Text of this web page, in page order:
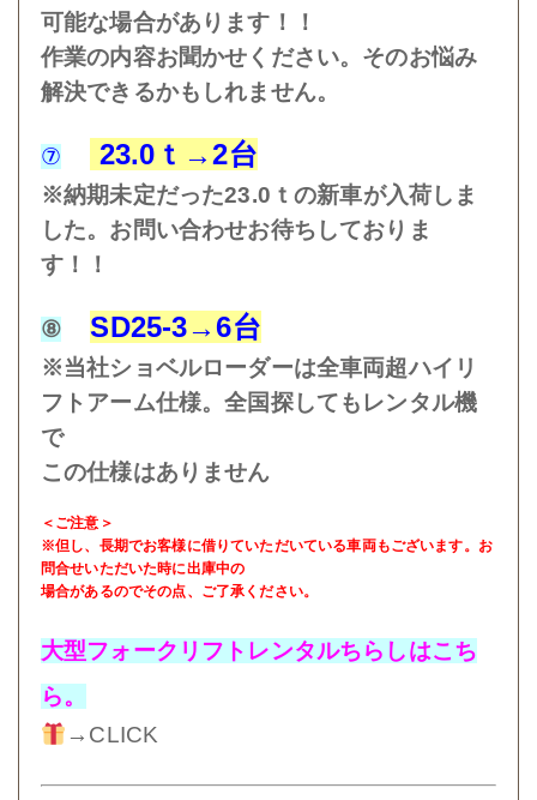
可能な場合があります！！
作業の内容お聞かせください。そのお悩み
解決できるかもしれません。
⑦ 23.0ｔ→2台
※納期未定だった23.0ｔの新車が入荷しま
した。お問い合わせお待ちしておりま
す！！
⑧ SD25-3→6台
※当社ショベルローダーは全車両超ハイリ
フトアーム仕様。全国探してもレンタル機
で
この仕様はありません
＜ご注意＞
※但し、長期でお客様に借りていただいている車両もございます。お
問合せいただいた時に出庫中の
場合があるのでその点、 ご了承ください。
大型フォークリフトレンタルちらしはこち
ら。
→CLICK